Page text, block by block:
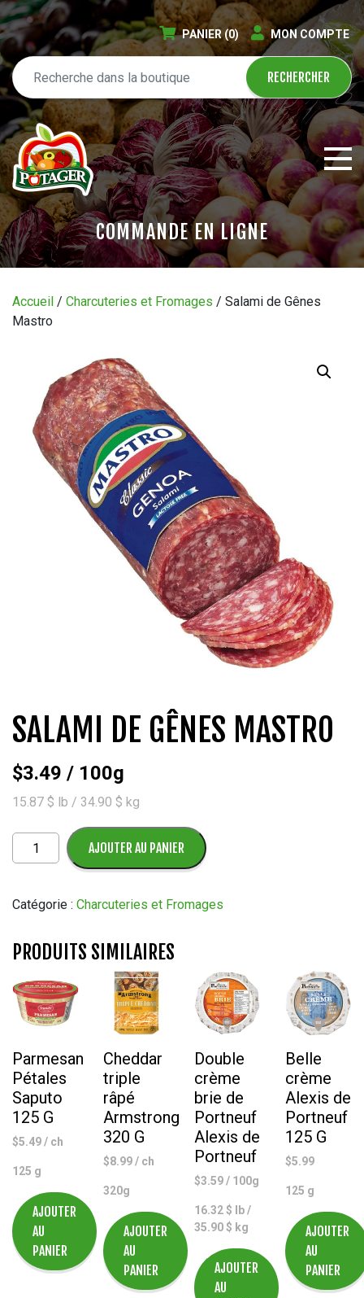
PANIER(0) MON COMPTE
COMMANDE EN LIGNE
CIRCULAIRE
QUI SOMMES-NOUS?
CARRIÈRES
CONTACT
CONCOURS
Accueil / Charcuteries et Fromages / Salami de Gênes
Mastro
SALAMI DE GÊNES MASTRO
$3.49 / 100g
15.87 $ lb / 34.90 $ kg
quantité
de
de
AJOUTER AU PANIER
Catégorie : Charcuteries et Fromages
PRODUITS SIMILAIRES
Parmesan
Pétales
Saputo
125 G
$5.49/ ch
125 g
AJOUTER
AU
PANIER
Cheddar
triple
râpé
Armstrong
320 G
$8.99/ ch
320g
AJOUTER
AU
PANIER
Double
crème
brie de
Portneuf
Alexis de
Portneuf
$3.59/ 100g
16.32 $ lb /
35.90 $ kg
AJOUTER
AU
Belle
crème
Alexis de
Portneuf
125 G
$5.99
125 g
AJOUTER
AU
PANIER